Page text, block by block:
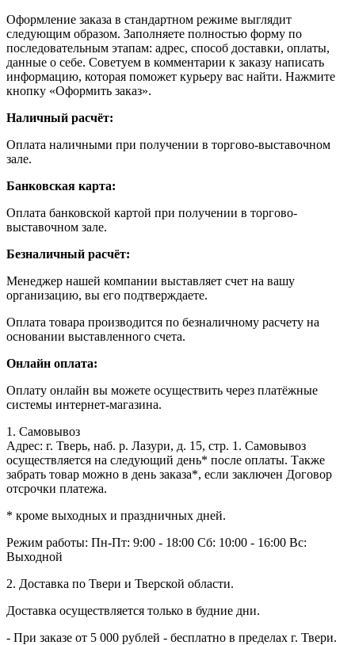
Оформление заказа в стандартном режиме выглядит
следующим образом. Заполняете полностью форму по
последовательным этапам: адрес, способ доставки, оплаты,
данные о себе. Советуем в комментарии к заказу написать
информацию, которая поможет курьеру вас найти. Нажмите
кнопку «Оформить заказ».
Наличный расчёт:
Оплата наличными при получении в торгово-выставочном
зале.
Банковская карта:
Оплата банковской картой при получении в торгово-
выставочном зале.
Безналичный расчёт:
Менеджер нашей компании выставляет счет на вашу
организацию, вы его подтверждаете.
Оплата товара производится по безналичному расчету на
основании выставленного счета.
Онлайн оплата:
Оплату онлайн вы можете осуществить через платёжные
системы интернет-магазина.
1. Самовывоз
Адрес: г. Тверь, наб. р. Лазури, д. 15, стр. 1. Самовывоз
осуществляется на следующий день* после оплаты. Также
забрать товар можно в день заказа*, если заключен Договор
отсрочки платежа.
* кроме выходных и праздничных дней.
Режим работы: Пн-Пт: 9:00 - 18:00 Сб: 10:00 - 16:00 Вс:
Выходной
2. Доставка по Твери и Тверской области.
Доставка осуществляется только в будние дни.
- При заказе от 5 000 рублей - бесплатно в пределах г. Твери.